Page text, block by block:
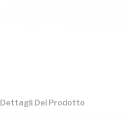
Dettagli Del Prodotto